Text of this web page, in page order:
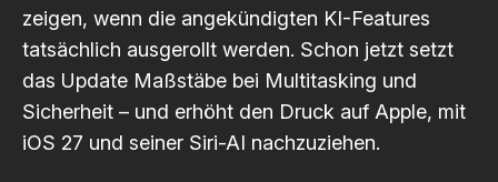
zeigen, wenn die angekündigten KI-Features
tatsächlich ausgerollt werden. Schon jetzt setzt
das Update Maßstäbe bei Multitasking und
Sicherheit – und erhöht den Druck auf Apple, mit
iOS 27 und seiner Siri-AI nachzuziehen.